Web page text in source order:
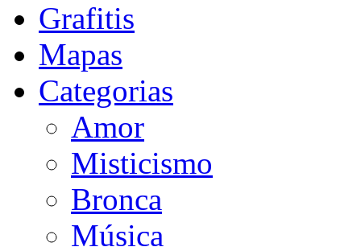
Grafitis
Mapas
Categorias
Amor
Misticismo
Bronca
Música